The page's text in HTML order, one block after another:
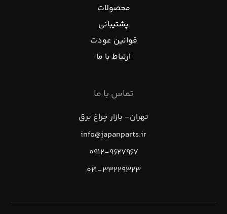
محصولات
پشتیبانی
قوانین عودت
ارتباط با ما
تماس با ما
تهران- بازار چراغ برق
info@japanparts.ir
۰۹۱۲-۹۶۲۷۹۶۷
۰۲۱-۳۳۲۲۹۳۲۳